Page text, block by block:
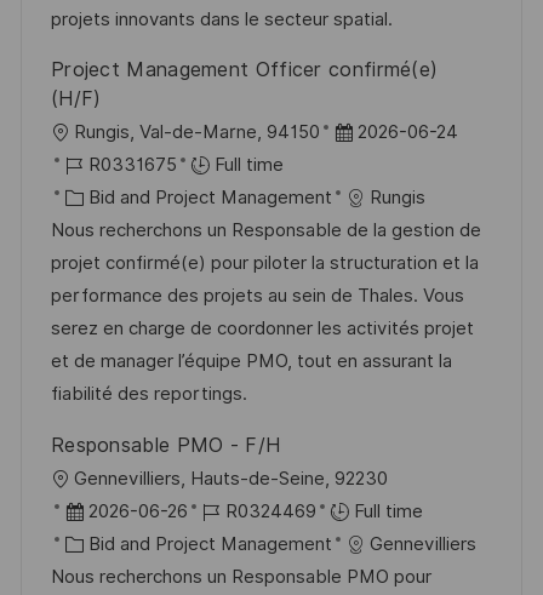
e
y
projets innovants dans le secteur spatial.
Project Management Officer confirmé(e)
(H/F)
L
o
c
a
t
i
o
n
Rungis, Val-de-Marne, 94150
P
s
t
e
d
D
a
2026-06-24
J
o
b
I
d
R0331675
Full time
C
a
t
e
g
o
r
Bid and Project Management
Rungis
Nous recherchons un Responsable de la gestion de
projet confirmé(e) pour piloter la structuration et la
performance des projets au sein de Thales. Vous
serez en charge de coordonner les activités projet
et de manager l’équipe PMO, tout en assurant la
fiabilité des reportings.
Responsable PMO - F/H
L
o
c
a
Gennevilliers, Hauts-de-Seine, 92230
P
o
s
2026-06-26
J
o
b
R0324469
Full time
C
a
Bid and Project Management
Gennevilliers
Nous recherchons un Responsable PMO pour